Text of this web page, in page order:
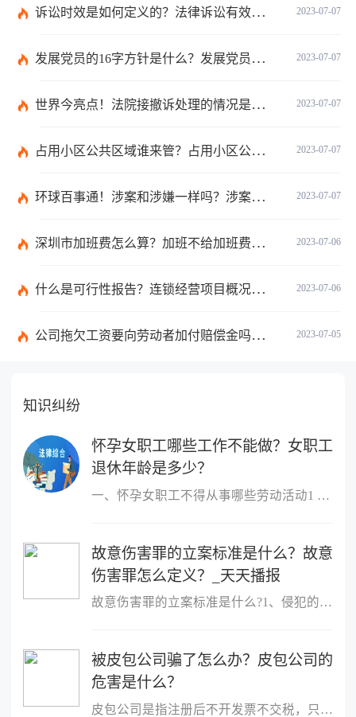
2023-07-07
诉讼时效是如何定义的？法律诉讼有效期是多久？
2023-07-07
发展党员的16字方针是什么？发展党员程序有哪些？ 全球消息
2023-07-07
世界今亮点！法院接撤诉处理的情况是什么？离婚案件撤诉后什么时候可以再起诉？
2023-07-07
占用小区公共区域谁来管？占用小区公共区域违法吗？
2023-07-07
环球百事通！涉案和涉嫌一样吗？涉案金额多少可以立案？
2023-07-06
深圳市加班费怎么算？加班不给加班费应该怎么办？
2023-07-06
什么是可行性报告？连锁经营项目概况都有哪些内容？ 环球观察
2023-07-05
公司拖欠工资要向劳动者加付赔偿金吗？拖欠工资仲裁时效期间是如何规定的？
知识纠纷
怀孕女职工哪些工作不能做？女职工
退休年龄是多少？
一、怀孕女职工不得从事哪些劳动活动1 作业场所空气中铅及其化合物
故意伤害罪的立案标准是什么？故意
伤害罪怎么定义？_天天播报
故意伤害罪的立案标准是什么?1、侵犯的客体是他人的身体健康权;2、
被皮包公司骗了怎么办？皮包公司的
危害是什么？
皮包公司是指注册后不开发票不交税，只用公司名称进行进出账的公司